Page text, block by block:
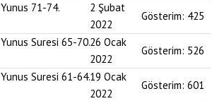
71-74.
2 Şubat
2022
Gösterim: 425
Suresi 65-70.26 Ocak
2022
Gösterim: 526
Suresi 61-64.19 Ocak
2022
Gösterim: 601